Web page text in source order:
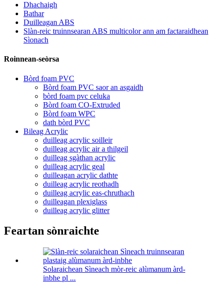
Dhachaigh
Bathar
Duilleagan ABS
Slàn-reic truinnsearan ABS multicolor ann am factaraidhean
Sìonach
Roinnean-seòrsa
Bòrd foam PVC
Bòrd foam PVC saor an asgaidh
bòrd foam pvc celuka
Bòrd foam CO-Extruded
Bòrd foam WPC
dath bòrd PVC
Bileag Acrylic
duilleag acrylic soilleir
duilleag acrylic air a thilgeil
duilleag sgàthan acrylic
duilleag acrylic geal
duilleagan acrylic dathte
duilleag acrylic reothadh
duilleag acrylic eas-chruthach
duilleagan plexiglass
duilleag acrylic glitter
Feartan sònraichte
Solaraichean Sìneach mòr-reic alùmanum àrd-
inbhe pl ...